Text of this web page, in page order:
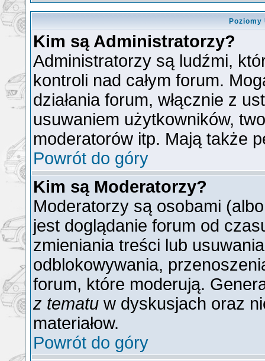
Kim są Administratorzy?
Administratorzy są ludźmi,
kontroli nad całym forum.
działania forum, włącznie z
usuwaniem użytkowników,
moderatorów itp. Mają także
Powrót do góry
Kim są Moderatorzy?
Moderatorzy są osobami
jest doglądanie forum od
zmieniania treści lub
odblokowywania,
forum, które moderują.
z tematu w dyskusjach oraz
materiałow.
Powrót do góry